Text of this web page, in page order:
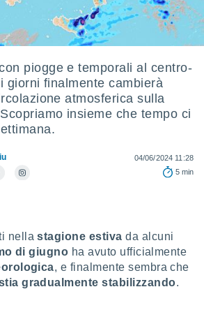
piogge e temporali al centro-
giorni finalmente cambierà
atmosferica sulla
insieme che tempo ci
04/06/2024 11:28
5 min
nellastagione estiva da alcuni
di giugno ha avuto ufficialmente
, e finalmente sembra che
gradualmente stabilizzando.